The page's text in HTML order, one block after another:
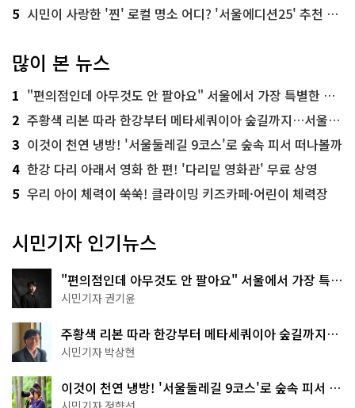
5 시민이 사랑한 '찐' 로컬 명소 어디? '서울에디션25' 추천 코스
많이 본 뉴스
1 "편의점인데 아무것도 안 팔아요" 서울에서 가장 특별한 편의점의 정체
2 주황색 리본 따라 한강부터 메타세쿼이아 숲길까지…서울둘레길 15코스
3 이것이 천연 냉방! '서울둘레길 9코스'로 숲속 피서 떠나볼까
4 한강 다리 아래서 영화 한 편! '다리밑 영화관' 무료 상영
5 우리 아이 체력이 쑥쑥! 클라이밍 키즈카페·어린이 체력장
시민기자 인기뉴스
"편의점인데 아무것도 안 팔아요" 서울에서 가장 특별
한 편의점의 정체
시민기자 권기윤
주황색 리본 따라 한강부터 메타세쿼이아 숲길까지…
서울둘레길 15코스
시민기자 박상현
이것이 천연 냉방! '서울둘레길 9코스'로 숲속 피서 떠
나볼까